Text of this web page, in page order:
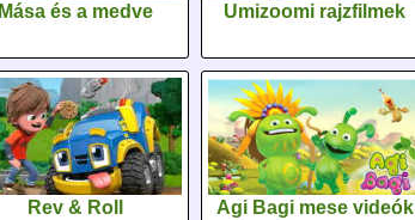
Mása és a medve Umizoomi rajzfilmek
Rev & Roll Agi Bagi mese videók